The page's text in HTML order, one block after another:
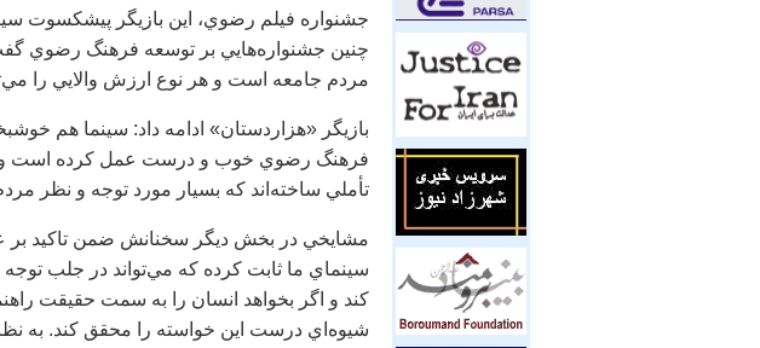
جشنواره فيلم رضوي، اين بازيگر پيشكسوت
چنين جشنواره‌هايي بر توسعه فرهنگ رضوي
مردم جامعه است و هر نوع ارزش والايي را
بازيگر «هزاردستان» ادامه داد: سينما هم
فرهنگ رضوي خوب و درست عمل کرده است و
تأملي ساخته‌اند که بسيار مورد توجه و نظر
مشايخي در بخش ديگر سخنانش ضمن تاکيد بر
سينماي ما ثابت کرده که مي‌تواند در جلب
كند و اگر بخواهد انسان را به سمت حقيقت
شيوه‌اي درست اين خواسته را محقق کند. به نظر